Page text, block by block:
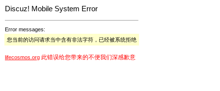
Discuz! Mobile System Error
Error messages:
您当前的访问请求当中含有非法字符，已经被系统拒绝
lifecosmos.org 此错误给您带来的不便我们深感歉意